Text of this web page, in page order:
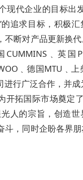
现代企业的目标出
的追求目标，积极
不断对产品更新换
CUMMINS﹑英国
德国MTU﹑
进行广泛合作，并
开拓国际市场奠定
人的宗旨，创造世
斗，同时企盼各界